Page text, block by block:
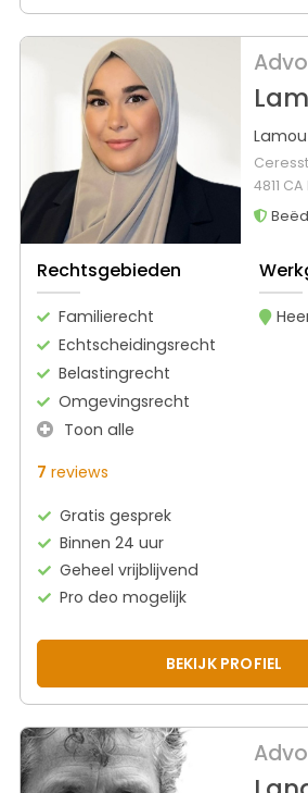
4811
Rechtsgebieden
Familierecht
Echtscheidingsrecht
Belastingrecht
Omgevingsrecht
Toon alle
7 reviews
Gratis gesprek
Binnen 24 uur
Geheel vrijblijvend
Pro deo mogelijk
BEKIJK PROFIEL